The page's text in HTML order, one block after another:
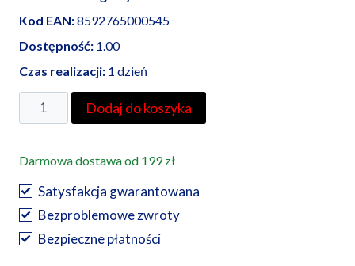
Kod EAN:8592765000545
Dostępność: 1.00
Czas realizacji: 1 dzień
ilość
Noark
nadprądowy
Ex9BN
3P
B16
Dodaj do koszyka
Darmowa dostawa od 199 zł
Satysfakcja gwarantowana
Bezproblemowe zwroty
Bezpieczne płatności